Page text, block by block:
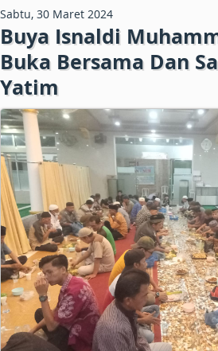
Sabtu, 30 Maret 2024
Buya Isnaldi
Buka Bersama Dan
Yatim